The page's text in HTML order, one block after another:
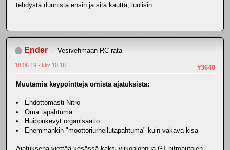
tehdystä duunista ensin ja sitä kautta, luulisin.
Ender Vesivehmaan RC-rata
#3648
18.06.19 - klo: 10.18
Muutamia keypointteja omista ajatuksista:
• Ehdottomasti Nitro
• Oma tapahtuma
• Huippukevyt organisaatio
• Enemmänkin "moottoriurheilutapahtuma" kuin vakava kisa